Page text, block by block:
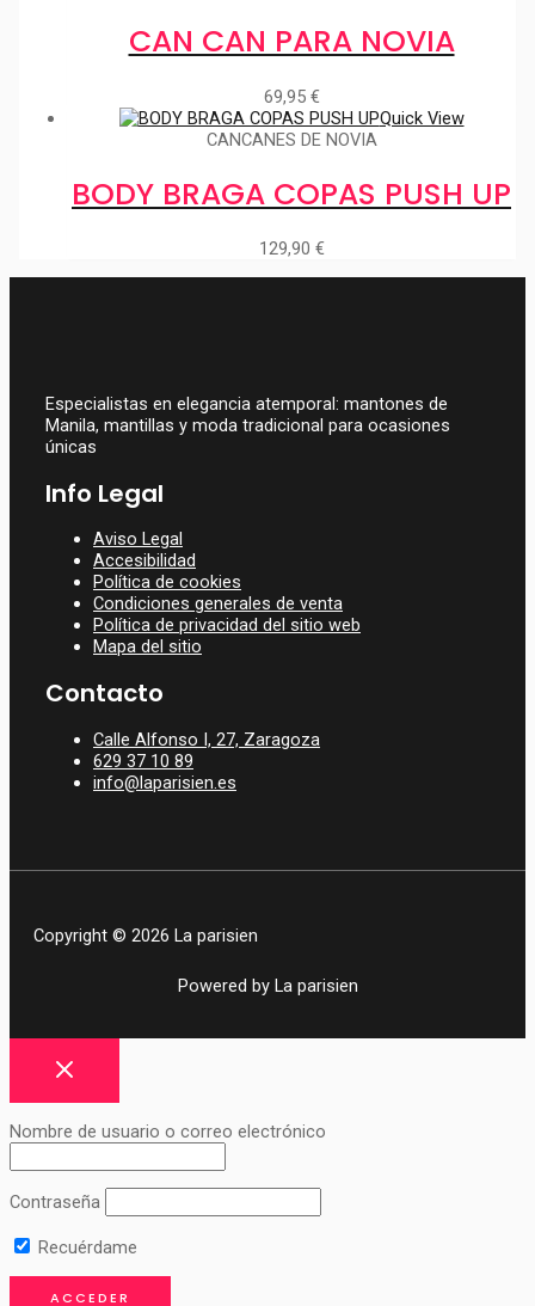
CAN CAN PARA NOVIA
69,95 €
Quick View
CANCANES DE NOVIA
BODY BRAGA COPAS PUSH UP
129,90 €
Especialistas en elegancia atemporal: mantones de
Manila, mantillas y moda tradicional para ocasiones
únicas
Info Legal
Aviso Legal
Accesibilidad
Política de cookies
Condiciones generales de venta
Política de privacidad del sitio web
Mapa del sitio
Contacto
Calle Alfonso I, 27, Zaragoza
629 37 10 89
info@laparisien.es
Copyright © 2026 La parisien
Powered by La parisien
Nombre de usuario o correo electrónico
Contraseña
Recuérdame